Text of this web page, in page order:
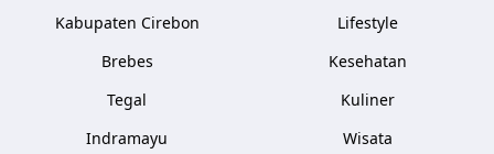
Kabupaten Cirebon
Brebes
Tegal
Indramayu
Lifestyle
Kesehatan
Kuliner
Wisata